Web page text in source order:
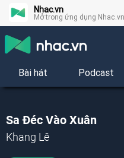
Nhac.vn
Mở trong ứng dụng Nhac.vn
Bài hát Podcast
Sa Đéc Vào Xuân
Khang Lê